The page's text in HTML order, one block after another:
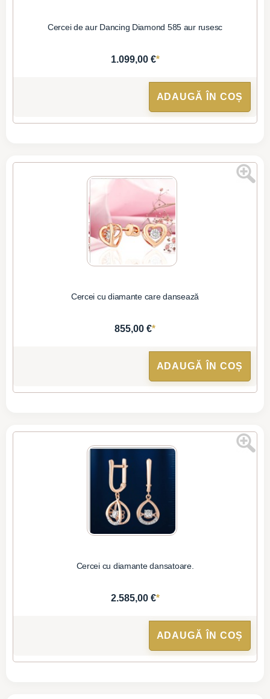
Cercei de aur Dancing Diamond 585 aur rusesc
1.099,00 €*
ADAUGĂ ÎN COȘ
Cercei cu diamante care dansează
855,00 €*
ADAUGĂ ÎN COȘ
Cercei cu diamante dansatoare.
2.585,00 €*
ADAUGĂ ÎN COȘ